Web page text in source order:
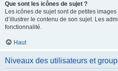
Que sont les icônes de sujet ?
Les icônes de sujet sont de petites
d’illustrer le contenu de son sujet. Les
fonctionnalité.
Haut
Niveaux des utilisateurs et